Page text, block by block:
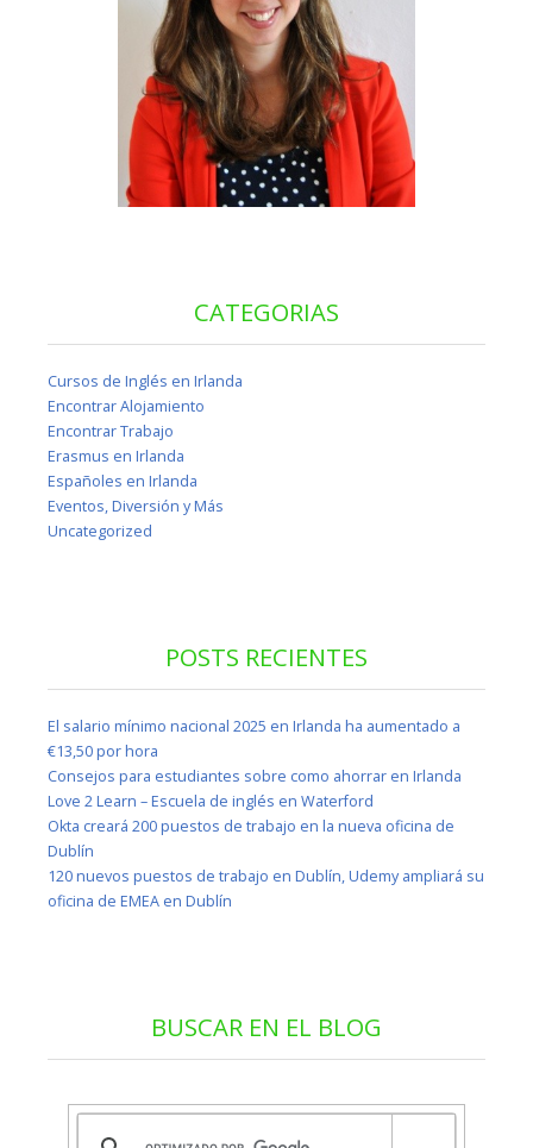
CATEGORIAS
Cursos de Inglés en Irlanda
Encontrar Alojamiento
Encontrar Trabajo
Erasmus en Irlanda
Españoles en Irlanda
Eventos, Diversión y Más
Uncategorized
POSTS RECIENTES
El salario mínimo nacional 2025 en Irlanda ha aumentado a
€13,50 por hora
Consejos para estudiantes sobre como ahorrar en Irlanda
Love 2 Learn – Escuela de inglés en Waterford
Okta creará 200 puestos de trabajo en la nueva oficina de
Dublín
120 nuevos puestos de trabajo en Dublín, Udemy ampliará su
oficina de EMEA en Dublín
BUSCAR EN EL BLOG